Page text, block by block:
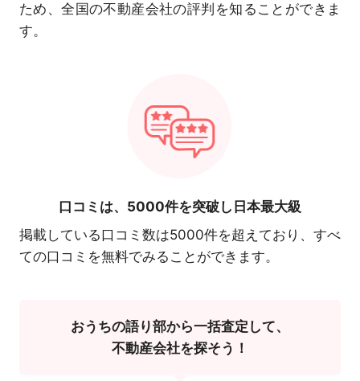
ため、全国の不動産会社の評判を知ることができま
す。
口コミは、 5000件を突破し日本最大級
掲載している口コミ数は5000件を超えており、すべ
ての口コミを無料でみることができます。
おうちの語り部から一括査定して、
不動産会社を探そう！